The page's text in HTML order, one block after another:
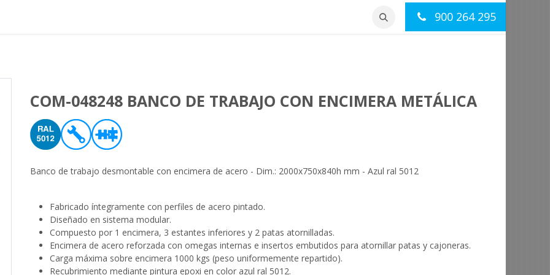
900 264 295
COM-048248 BANCO DE TRABAJO CON ENCIMERA METÁLICA
Banco de trabajo desmontable con encimera de acero - Dim.: 2000x750x840h mm - Azul ral 5012
Fabricado íntegramente con perfiles de acero pintado.
Diseñado en sistema modular.
Compuesto por 1 encimera, 3 estantes inferiores y 2 patas atornilladas.
Encimera de acero reforzada con omegas internas e insertos embutidos para atornillar patas y cajoneras.
Carga máxima sobre encimera 1000 kgs (peso uniformemente repartido).
Recubrimiento mediante pintura epoxi en color azul ral 5012.